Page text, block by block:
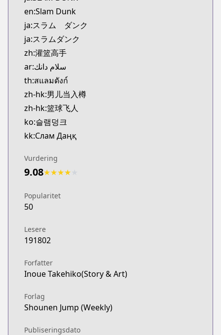
Official English
en:Slam Dunk
ja:スラム ダンク
ja:スラムダンク
zh:灌篮高手
ar:سلام دانك
th:สแลมดังก์
zh-hk:男儿当入樽
zh-hk:篮球飞人
ko:슬램덩크
kk:Слам Даңқ
Vurdering
9.08★★★★
Popularitet
50
Lesere
191802
Forfatter
Inoue Takehiko(Story & Art)
Forlag
Shounen Jump (Weekly)
Publiseringsdato